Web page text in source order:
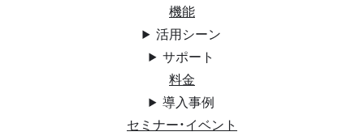
機能
活用シーン
サポート
料金
導入事例
セミナー・イベント